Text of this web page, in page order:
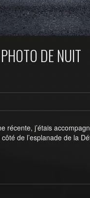
DE NUIT
récente, j’étais
de l’esplanade de la